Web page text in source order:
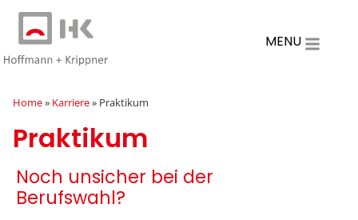
MENU
Home» Karriere» Praktikum
Praktikum
Noch unsicher bei der
Berufswahl?